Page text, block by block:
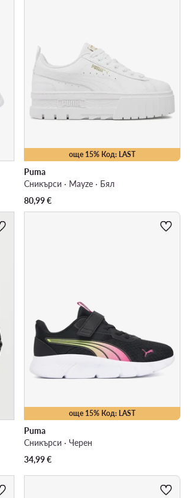
още 15% Код: LAST
Puma
Сникърси · Mayze · Бял
80,99€
още 15% Код: LAST
Puma
Сникърси · Черен
34,99€